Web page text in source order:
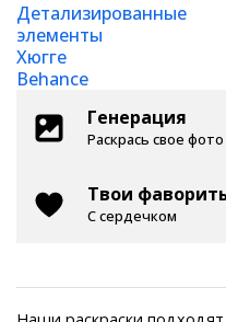
Детализированные
элементы
Хюгге
Behance
Генерация
Раскрась свое фото
Твои
С сердечком